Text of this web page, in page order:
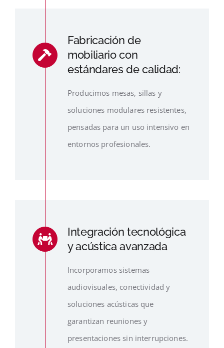
Fabricación de
mobiliario con
estándares de calidad:
Producimos mesas, sillas y
soluciones modulares resistentes,
pensadas para un uso intensivo en
entornos profesionales.
Integración tecnológica
y acústica avanzada
Incorporamos sistemas
audiovisuales, conectividad y
soluciones acústicas que
garantizan reuniones y
presentaciones sin interrupciones.